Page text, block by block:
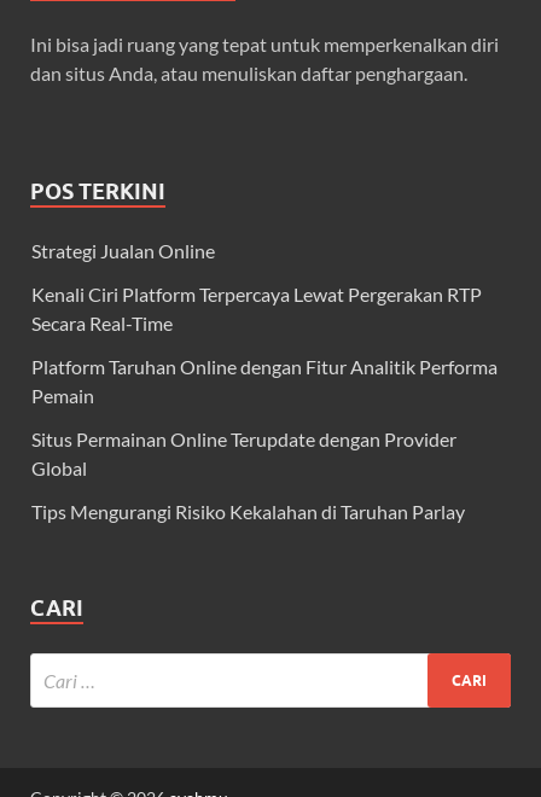
Ini bisa jadi ruang yang tepat untuk memperkenalkan diri
dan situs Anda, atau menuliskan daftar penghargaan.
POS TERKINI
Strategi Jualan Online
Kenali Ciri Platform Terpercaya Lewat Pergerakan RTP
Secara Real-Time
Platform Taruhan Online dengan Fitur Analitik Performa
Pemain
Situs Permainan Online Terupdate dengan Provider
Global
Tips Mengurangi Risiko Kekalahan di Taruhan Parlay
CARI